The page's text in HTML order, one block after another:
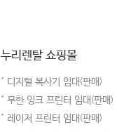
누리렌탈 쇼핑몰
* 디지털 복사기 임대(판매)
* 무한 잉크 프린터 임대(판매)
* 레이저 프린터 임대(판매)